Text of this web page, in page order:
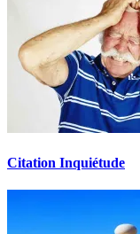
Citation Inquiétude